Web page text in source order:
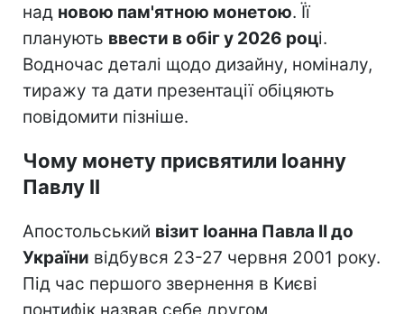
над новою пам'ятною монетою. Її
планують ввести в обіг у 2026 році.
Водночас деталі щодо дизайну, номіналу,
тиражу та дати презентації обіцяють
повідомити пізніше.
Чому монету присвятили Іоанну
Павлу II
Апостольський візит Іоанна Павла II до
України відбувся 23-27 червня 2001 року.
Під час першого звернення в Києві
понтифік назвав себе другом